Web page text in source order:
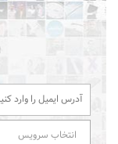
انتخاب سرویس